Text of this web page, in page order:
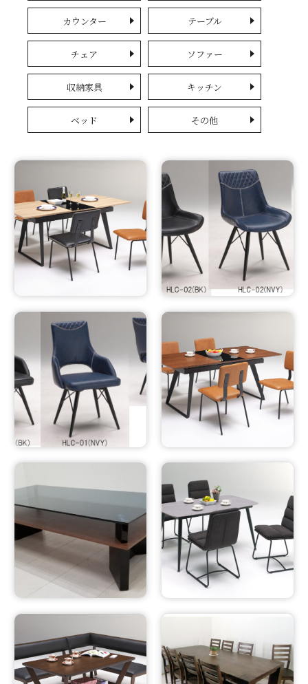
カウンター テーブル
チェア ソファー
収納家具 キッチン
ベッド その他